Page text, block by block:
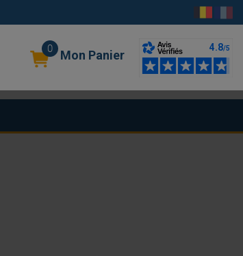
0 Mon Panier